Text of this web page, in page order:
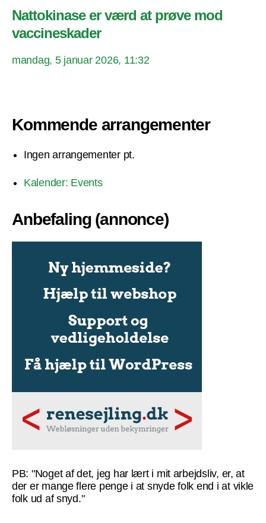
Nattokinase er værd at prøve mod
vaccineskader
mandag, 5 januar 2026, 11:32
Kommende arrangementer
Ingen arrangementer pt.
Kalender: Events
Anbefaling (annonce)
PB: "Noget af det, jeg har lært i mit arbejdsliv, er, at
der er mange flere penge i at snyde folk end i at vikle
folk ud af snyd."